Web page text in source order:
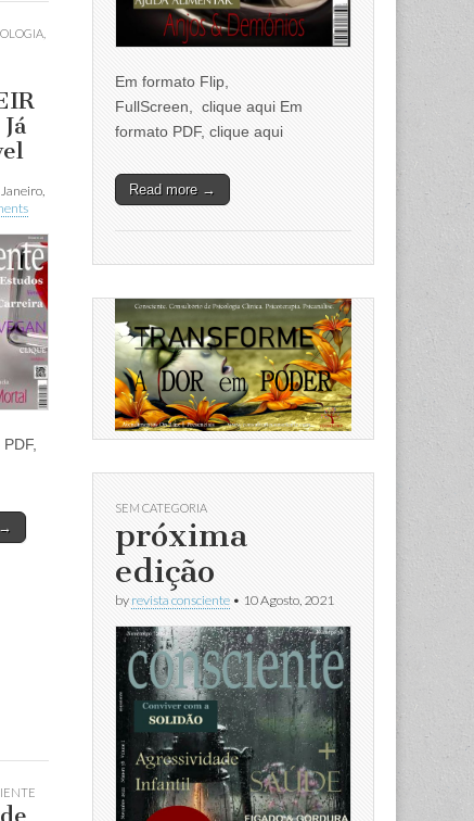
Em formato Flip,
FullScreen, clique aqui Em
formato PDF, clique aqui
Read more →
SEM CATEGORIA
próxima
edição
by revista consciente • 10 Agosto, 2021